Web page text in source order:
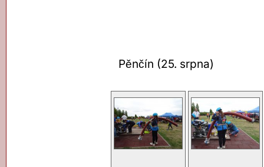
Pěnčín (25. srpna)